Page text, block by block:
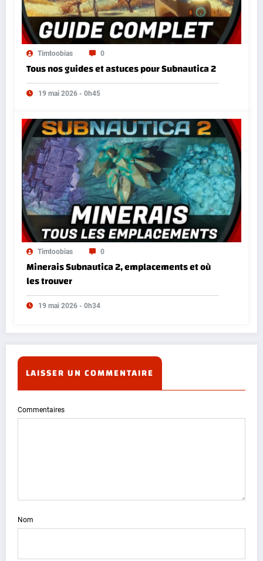
Timtoobias 0
Tous nos guides et astuces pour Subnautica 2
19 mai 2026 - 0h45
Timtoobias 0
Minerais Subnautica 2, emplacements et où
les trouver
19 mai 2026 - 0h34
LAISSER UN COMMENTAIRE
Commentaires
Nom